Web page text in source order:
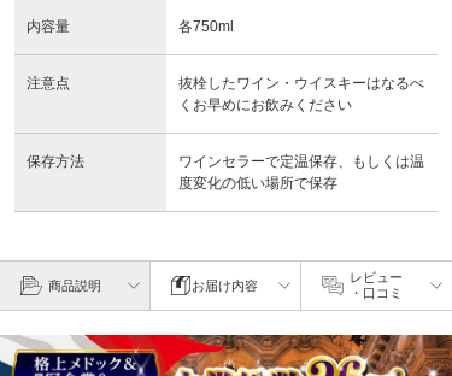
内容量 各750ml
注意点
抜栓したワイン・ウイスキーはなるべ
くお早めにお飲みください
保存方法
ワインセラーで定温保存、もしくは温
度変化の低い場所で保存
商品説明 お届け内容
レビュー
・口コミ